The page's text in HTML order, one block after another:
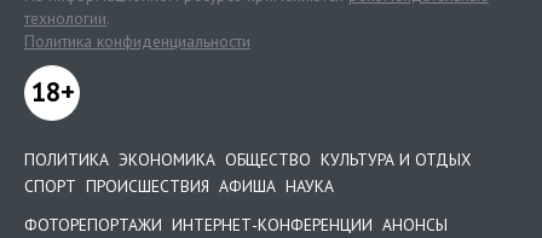
технологии.
Политика конфиденциальности
18+
ПОЛИТИКА ЭКОНОМИКА ОБЩЕСТВО КУЛЬТУРА И ОТДЫХ
СПОРТ ПРОИСШЕСТВИЯ АФИША НАУКА
ФОТОРЕПОРТАЖИ ИНТЕРНЕТ-КОНФЕРЕНЦИИ АНОНСЫ